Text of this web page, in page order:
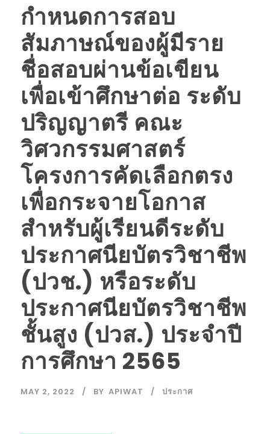
กำหนดการสอบ
สัมภาษณ์ของผู้มีราย
ชื่อสอบผ่านข้อเขียน
เพื่อเข้าศึกษาต่อ ระดับ
ปริญญาตรี คณะ
วิศวกรรมศาสตร์
โครงการคัดเลือกตรง
เพื่อกระจายโอกาส
สำหรับผู้เรียนดีระดับ
ประกาศนียบัตรวิชาชีพ
(ปวช.) หรือระดับ
ประกาศนียบัตรวิชาชีพ
ชั้นสูง (ปวส.) ประจำปี
การศึกษา 2565
MAY 2, 2022 BY APIWAT ประกาศ